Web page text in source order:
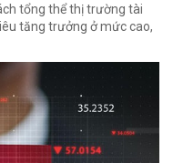
tổng thể thị trường tài
tăng trưởng ở mức cao,